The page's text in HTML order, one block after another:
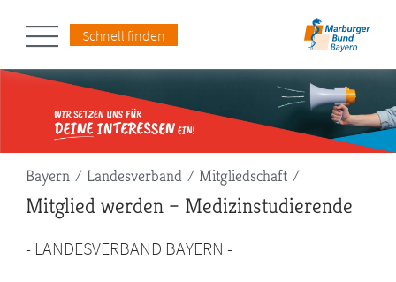
Schnell finden
Pfadnavigation
Bayern Landesverband Mitgliedschaft
Mitglied werden – Medizinstudierende
- LANDESVERBAND BAYERN -